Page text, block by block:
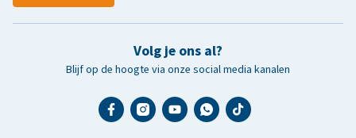
Volg je ons al?
Blijf op de hoogte via onze social media kanalen